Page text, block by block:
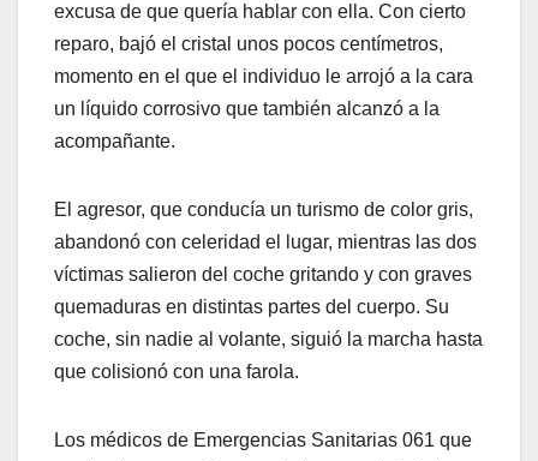
excusa de que quería hablar con ella. Con cierto
reparo, bajó el cristal unos pocos centímetros,
momento en el que el individuo le arrojó a la cara
un líquido corrosivo que también alcanzó a la
acompañante.
El agresor, que conducía un turismo de color gris,
abandonó con celeridad el lugar, mientras las dos
víctimas salieron del coche gritando y con graves
quemaduras en distintas partes del cuerpo. Su
coche, sin nadie al volante, siguió la marcha hasta
que colisionó con una farola.
Los médicos de Emergencias Sanitarias 061 que